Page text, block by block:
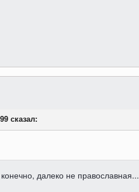
сказал:
далеко не православная...